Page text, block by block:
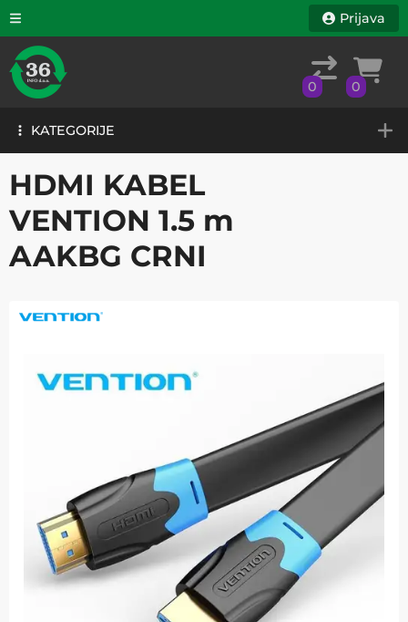
KATEGORIJE
Prijava
0 0
KATEGORIJE
HDMI KABEL
VENTION 1.5 m
AAKBG CRNI